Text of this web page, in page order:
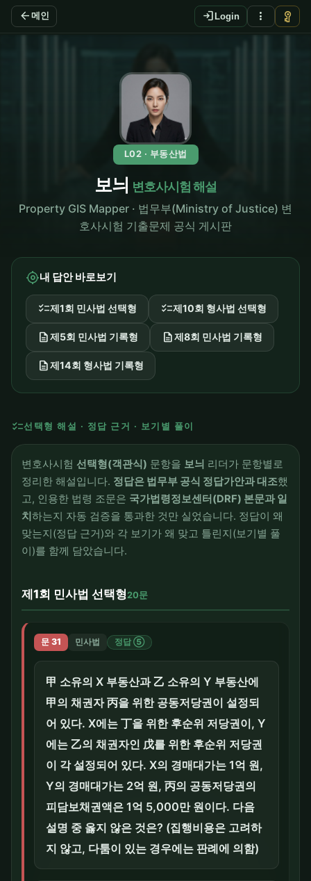
arrow_back 메인 login Login more_vert vpn_key
L02 · 부동산법
보늬 변호사시험 해설
Property GIS Mapper · 법무부(Ministry of Justice) 변
호사시험 기출문제 공식 게시판
my_location내 답안 바로보기
checklist제1회 민사법 선택형 checklist제10회 형사법 선택형
description제5회 민사법 기록형 description제8회 민사법 기록형
description제14회 형사법 기록형
checklist선택형 해설 · 정답 근거 · 보기별 풀이
변호사시험 선택형(객관식) 문항을 보늬 리더가 문항별로
정리한 해설입니다. 정답은 법무부 공식 정답가안과 대조했
고, 인용한 법령 조문은 국가법령정보센터(DRF) 본문과 일
치하는지 자동 검증을 통과한 것만 실었습니다. 정답이 왜
맞는지(정답 근거)와 각 보기가 왜 맞고 틀린지(보기별 풀
이)를 함께 담았습니다.
제1회 민사법 선택형20문
문 31 민사법 정답 ⑤
甲 소유의 X 부동산과 乙 소유의 Y 부동산에
甲의 채권자 丙을 위한 공동저당권이 설정되
어 있다. X에는 丁을 위한 후순위 저당권이, Y
에는 乙의 채권자인 戊를 위한 후순위 저당권
이 각 설정되어 있다. X의 경매대가는 1억 원,
Y의 경매대가는 2억 원, 丙의 공동저당권의
피담보채권액은 1억 5,000만 원이다. 다음
설명 중 옳지 않은 것은? (집행비용은 고려하
지 않고, 다툼이 있는 경우에는 판례에 의함)